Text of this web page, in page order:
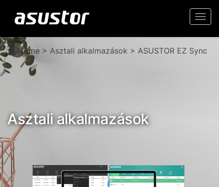
Home > Asztali alkalmazások > ASUSTOR EZ Sync
Asztali alkalmazások